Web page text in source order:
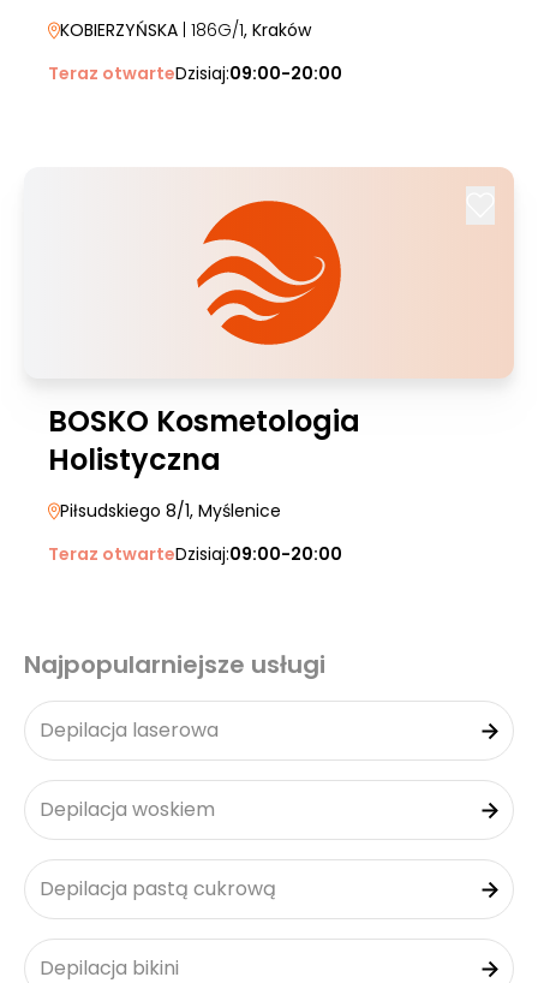
KOBIERZYŃSKA | 186G/1, Kraków
Teraz otwarteDzisiaj:09:00-20:00
BOSKO Kosmetologia
Holistyczna
Piłsudskiego 8/1, Myślenice
Teraz otwarteDzisiaj:09:00-20:00
Najpopularniejsze usługi
Depilacja laserowa
Depilacja woskiem
Depilacja pastą cukrową
Depilacja bikini